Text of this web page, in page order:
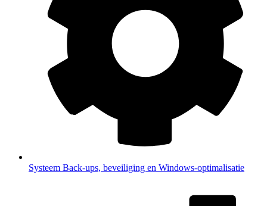
Systeem Back-ups, beveiliging en Windows-optimalisatie